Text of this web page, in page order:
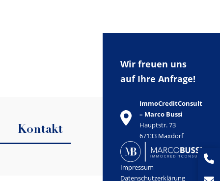
Kontakt
Wir freuen uns
auf Ihre Anfrage!
ImmoCreditConsult
– Marco Bussi
Hauptstr. 73
67133 Maxdorf
Impressum
Datenschutzerklärung